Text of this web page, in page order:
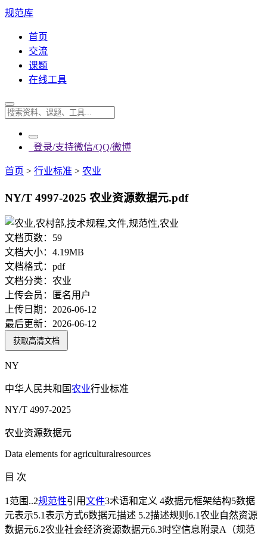
规范库
首页
交流
课题
在线工具
登录/支持微信/QQ/微博
首页 > 行业标准 > 农业
NY/T 4997-2025 农业资源数据元.pdf
文档页数： 59
文档大小： 4.19MB
文档格式： pdf
文档分类： 农业
上传会员：
匿名用户
上传日期： 2026-06-12
最后更新： 2026-06-12
获取高清文档
NY
中华人民共和国农业行业标准
NY/T 4997-2025
农业资源数据元
Data elements for agriculturalresources
目 次
1范围..2规范性引用文件3术语和定义 4数据元框架结构5数据
元表示5.1表示方式6数据元描述 5.2描述规则6.1农业自然资源
数据元6.2农业社会经济资源数据元6.3时空信息附录A（规范